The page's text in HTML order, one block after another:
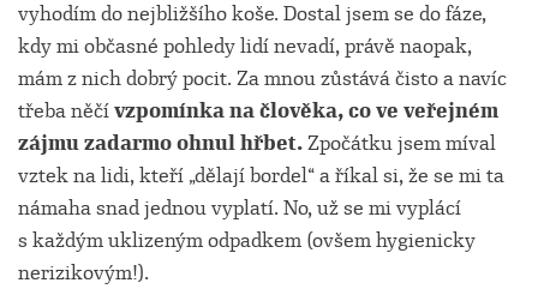
vyhodím do nejbližšího koše. Dostal jsem se do fáze,
kdy mi občasné pohledy lidí nevadí, právě naopak,
mám z nich dobrý pocit. Za mnou zůstává čisto a navíc
třeba něčívzpomínka na člověka, co ve veřejném
zájmu zadarmo ohnul hřbet.Zpočátku jsem míval
vztek na lidi, kteří „dělají bordel“ a říkal si, že se mi ta
námaha snad jednou vyplatí. No, už se mi vyplácí
s každým uklizeným odpadkem (ovšem hygienicky
nerizikovým!).